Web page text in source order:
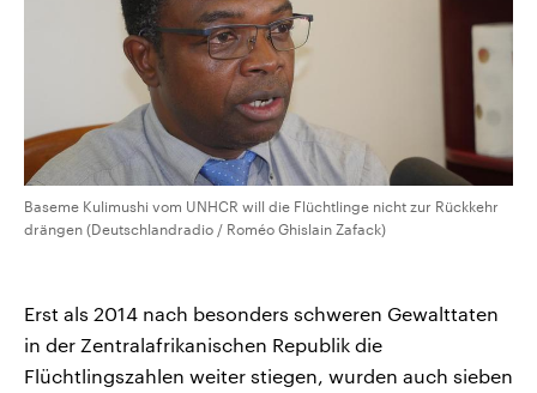
Baseme Kulimushi vom UNHCR will die Flüchtlinge nicht zur Rückkehr
drängen (Deutschlandradio / Roméo Ghislain Zafack)
Erst als 2014 nach besonders schweren Gewalttaten
in der Zentralafrikanischen Republik die
Flüchtlingszahlen weiter stiegen, wurden auch sieben